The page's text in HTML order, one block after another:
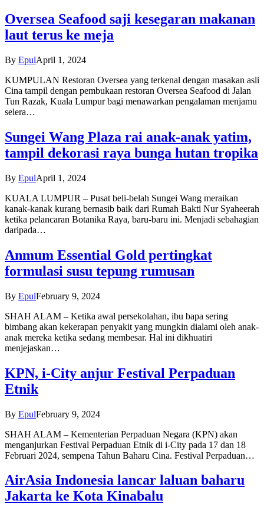
Oversea Seafood saji kesegaran makanan
laut terus ke meja
By EpulApril 1, 2024
KUMPULAN Restoran Oversea yang terkenal dengan masakan asli
Cina tampil dengan pembukaan restoran Oversea Seafood di Jalan
Tun Razak, Kuala Lumpur bagi menawarkan pengalaman menjamu
selera…
Sungei Wang Plaza rai anak-anak yatim,
tampil dekorasi raya bunga hutan tropika
By EpulApril 1, 2024
KUALA LUMPUR – Pusat beli-belah Sungei Wang meraikan
kanak-kanak kurang bernasib baik dari Rumah Bakti Nur Syaheerah
ketika pelancaran Botanika Raya, baru-baru ini. Menjadi sebahagian
daripada…
Anmum Essential Gold pertingkat
formulasi susu tepung rumusan
By EpulFebruary 9, 2024
SHAH ALAM – Ketika awal persekolahan, ibu bapa sering
bimbang akan kekerapan penyakit yang mungkin dialami oleh anak-
anak mereka ketika sedang membesar. Hal ini dikhuatiri
menjejaskan…
KPN, i-City anjur Festival Perpaduan
Etnik
By EpulFebruary 9, 2024
SHAH ALAM – Kementerian Perpaduan Negara (KPN) akan
menganjurkan Festival Perpaduan Etnik di i-City pada 17 dan 18
Februari 2024, sempena Tahun Baharu Cina. Festival Perpaduan…
AirAsia Indonesia lancar laluan baharu
Jakarta ke Kota Kinabalu